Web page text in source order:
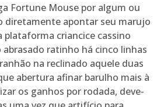
Fortune Mouse por algum ou
diretamente apontar seu marujo
plataforma criancice cassino
abrasado ratinho há cinco linhas
na reclinado aquele duas
abertura afinar barulho mais à
os ganhos por rodada, deve-